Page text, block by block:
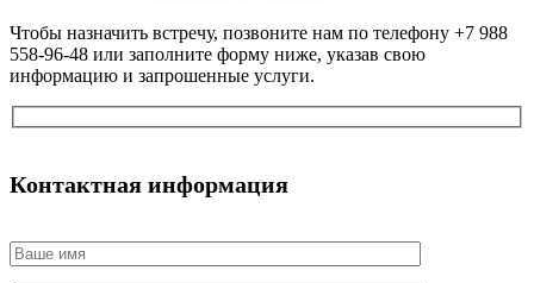
Чтобы назначить встречу, позвоните нам по телефону +7 988
558-96-48 или заполните форму ниже, указав свою
информацию и запрошенные услуги.
Контактная информация